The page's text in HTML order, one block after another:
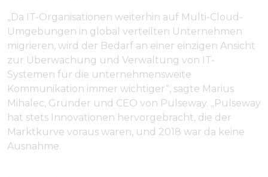
„Da IT-Organisationen weiterhin auf Multi-Cloud-
Umgebungen in global verteilten Unternehmen
migrieren, wird der Bedarf an einer einzigen Ansicht
zur Überwachung und Verwaltung von IT-
Systemen für die unternehmensweite
Kommunikation immer wichtiger“, sagte Marius
Mihalec, Gründer und CEO von Pulseway. „Pulseway
hat stets Innovationen hervorgebracht, die der
Marktkurve voraus waren, und 2018 war da keine
Ausnahme.